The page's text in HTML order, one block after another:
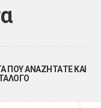
ΠΟΥ ΑΝΑΖΗΤΑΤΕ ΚΑΙ